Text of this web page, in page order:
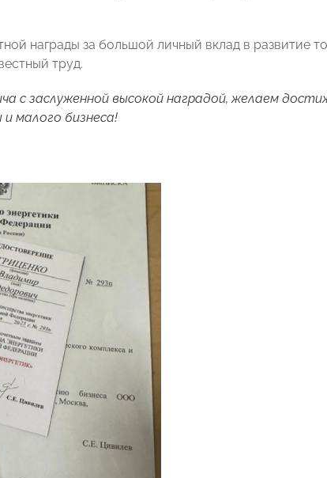
награды за большой личный вклад в развитие
труд.
с заслуженной высокой наградой, желаем
малого бизнеса!